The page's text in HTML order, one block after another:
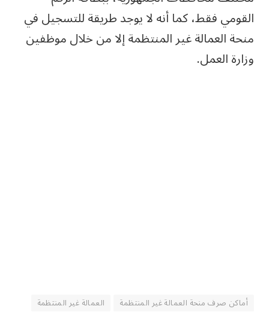
القومي فقط، كما أنه لا يوجد طريقة للتسجيل في
منحة العمالة غير المنتظمة إلا من خلال موظفين
وزارة العمل.
أماكن صرف منحة العمالة غير المنتظمة
العمالة غير المنتظمة